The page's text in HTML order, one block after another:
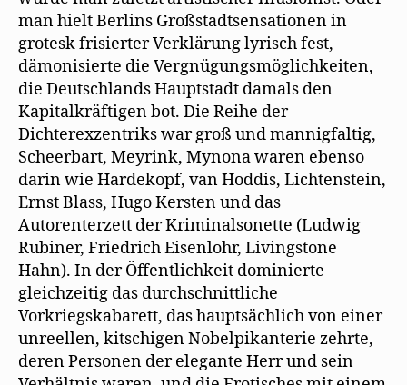
man hielt Berlins Großstadtsensationen in
grotesk frisierter Verklärung lyrisch fest,
dämonisierte die Vergnügungsmöglichkeiten,
die Deutschlands Hauptstadt damals den
Kapitalkräftigen bot. Die Reihe der
Dichterexzentriks war groß und mannigfaltig,
Scheerbart, Meyrink, Mynona waren ebenso
darin wie Hardekopf, van Hoddis, Lichtenstein,
Ernst Blass, Hugo Kersten und das
Autorenterzett der Kriminalsonette (Ludwig
Rubiner, Friedrich Eisenlohr, Livingstone
Hahn). In der Öffentlichkeit dominierte
gleichzeitig das durchschnittliche
Vorkriegskabarett, das hauptsächlich von einer
unreellen, kitschigen Nobelpikanterie zehrte,
deren Personen der elegante Herr und sein